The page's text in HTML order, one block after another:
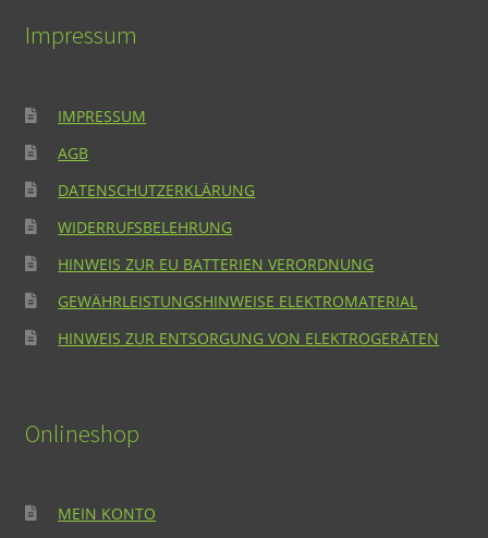
Impressum
IMPRESSUM
AGB
DATENSCHUTZERKLÄRUNG
WIDERRUFSBELEHRUNG
HINWEIS ZUR EU BATTERIEN VERORDNUNG
GEWÄHRLEISTUNGSHINWEISE ELEKTROMATERIAL
HINWEIS ZUR ENTSORGUNG VON ELEKTROGERÄTEN
Onlineshop
MEIN KONTO